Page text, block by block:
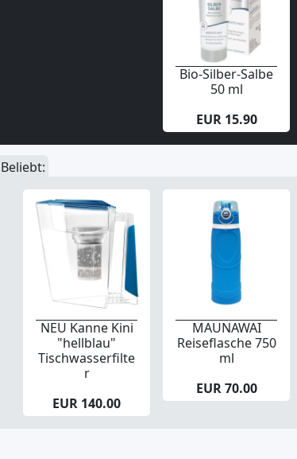
Bio-Silber-Salbe
50 ml
EUR 15.90
Beliebt:
NEU Kanne Kini
"hellblau"
Tischwasserfilte
r
EUR 140.00
MAUNAWAI
Reiseflasche 750
ml
EUR 70.00